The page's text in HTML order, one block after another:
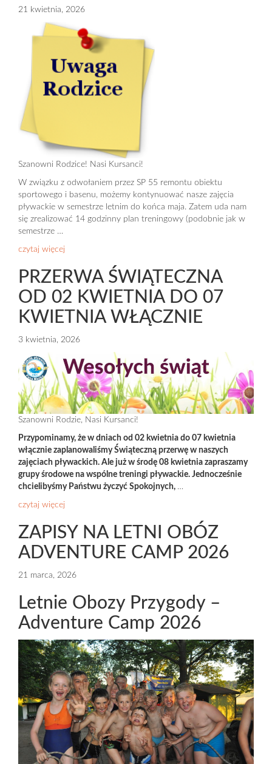
21 kwietnia, 2026
Szanowni Rodzice! Nasi Kursanci!
W związku z odwołaniem przez SP 55 remontu obiektu
sportowego i basenu, możemy kontynuować nasze zajęcia
pływackie w semestrze letnim do końca maja. Zatem uda nam
się zrealizować 14 godzinny plan treningowy (podobnie jak w
semestrze …
czytaj więcej
PRZERWA ŚWIĄTECZNA
OD 02 KWIETNIA DO 07
KWIETNIA WŁĄCZNIE
3 kwietnia, 2026
Szanowni Rodzie, Nasi Kursanci!
Przypominamy, że w dniach od 02 kwietnia do 07 kwietnia
włącznie zaplanowaliśmy Świąteczną przerwę w naszych
zajęciach pływackich. Ale już w środę 08 kwietnia zapraszamy
grupy środowe na wspólne treningi pływackie. Jednocześnie
chcielibyśmy Państwu życzyć Spokojnych, …
czytaj więcej
ZAPISY NA LETNI OBÓZ
ADVENTURE CAMP 2026
21 marca, 2026
Letnie Obozy Przygody –
Adventure Camp 2026